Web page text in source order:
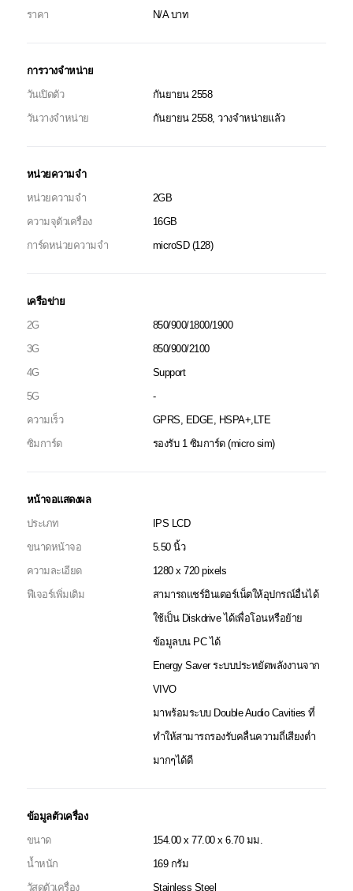
ราคา
N/A บาท
การวางจำหน่าย
วันเปิดตัว
กันยายน 2558
วันวางจำหน่าย
กันยายน 2558, วางจำหน่ายแล้ว
หน่วยความจำ
หน่วยความจำ
2GB
ความจุตัวเครื่อง
16GB
การ์ดหน่วยความจำ
microSD (128)
เครือข่าย
2G
850/900/1800/1900
3G
850/900/2100
4G
Support
5G
-
ความเร็ว
GPRS, EDGE, HSPA+,LTE
ซิมการ์ด
รองรับ 1 ซิมการ์ด (micro sim)
หน้าจอแสดงผล
ประเภท
IPS LCD
ขนาดหน้าจอ
5.50 นิ้ว
ความละเอียด
1280 x 720 pixels
ฟีเจอร์เพิ่มเติม
สามารถแชร์อินเตอร์เน็ตให้อุปกรณ์อื่นได้
ใช้เป็น Diskdrive ได้เพื่อโอนหรือย้าย
ข้อมูลบน PC ได้
Energy Saver ระบบประหยัดพลังงานจาก
VIVO
มาพร้อมระบบ Double Audio Cavities ที่
ทำให้สามารถรองรับคลื่นความถี่เสียงต่ำ
มากๆได้ดี
ข้อมูลตัวเครื่อง
ขนาด
154.00 x 77.00 x 6.70 มม.
น้ำหนัก
169 กรัม
วัสดุตัวเครื่อง
Stainless Steel